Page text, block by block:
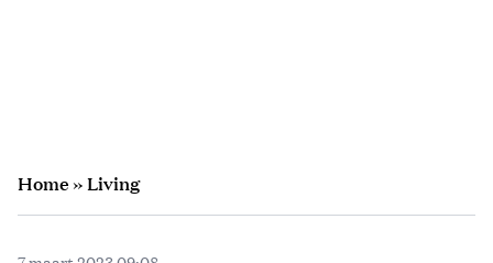
Home»Living